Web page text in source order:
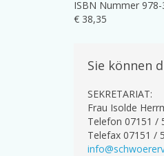
ISBN Nummer
€ 38,35
Sie können
SEKRETARIAT:
Frau Isolde
Telefon 07151 /
Telefax 07151 /